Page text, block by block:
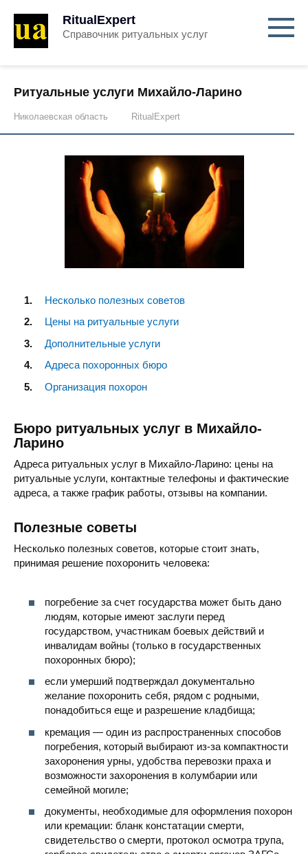
RitualExpert
Справочник ритуальных услуг
Ритуальные услуги Михайло-Ларино
Николаевская область RitualExpert
Несколько полезных советов
Цены на ритуальные услуги
Дополнительные услуги
Адреса похоронных бюро
Организация похорон
Бюро ритуальных услуг в Михайло-
Ларино
Адреса ритуальных услуг в Михайло-Ларино: цены на
ритуальные услуги, контактные телефоны и фактические
адреса, а также график работы, отзывы на компании.
Полезные советы
Несколько полезных советов, которые стоит знать,
принимая решение похоронить человека:
погребение за счет государства может быть дано
людям, которые имеют заслуги перед
государством, участникам боевых действий и
инвалидам войны (только в государственных
похоронных бюро);
если умерший подтверждал документально
желание похоронить себя, рядом с родными,
понадобиться еще и разрешение кладбища;
кремация — один из распространенных способов
погребения, который выбирают из-за компактности
захоронения урны, удобства перевозки праха и
возможности захоронения в колумбарии или
семейной могиле;
документы, необходимые для оформления похорон
или кремации: бланк констатации смерти,
свидетельство о смерти, протокол осмотра трупа,